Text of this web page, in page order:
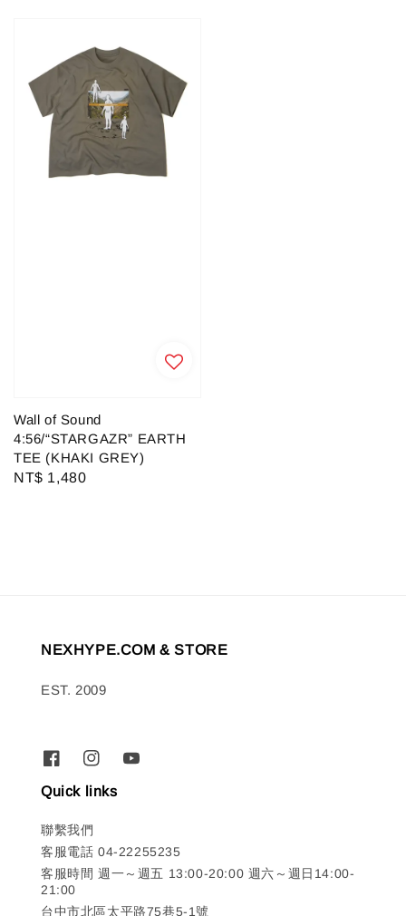
Wall of Sound
4:56/“STARGAZR” EARTH
TEE (KHAKI GREY)
Regular
NT$ 1,480
NEXHYPE.COM & STORE
EST. 2009
Quick links
聯繫我們
客服電話 04-22255235
客服時間 週一～週五 13:00-20:00 週六～週日14:00-
21:00
台中市北區太平路75巷5-1號